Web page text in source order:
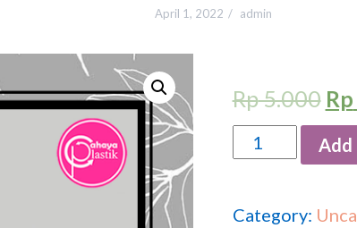
April 1, 2022 admin
Rp5.000 Rp
Quantity
Category: